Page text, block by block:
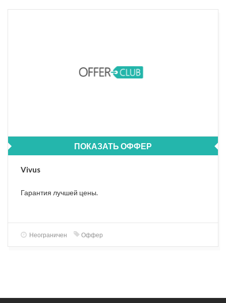
ПОКАЗАТЬ ОФФЕР
Vivus
Гарантия лучшей цены.
Неограничен Оффер